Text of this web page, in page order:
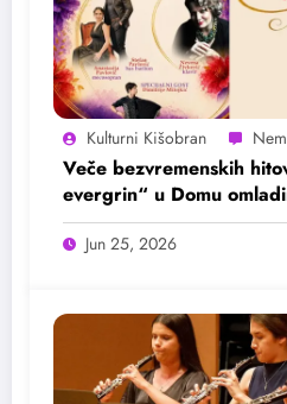
Kulturni Kišobran
Veče bezvremenskih
evergrin“ u Domu
25. juna
Jun 25, 2026